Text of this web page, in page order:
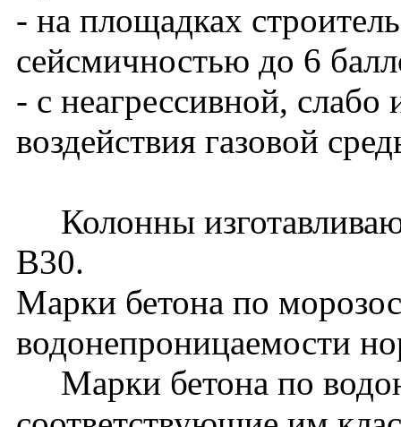
- на площадках
сейсмичностью до 6
- с неагрессивной, слабо
воздействия газовой
Колонны
В30.
Марки бетона по
водонепроницаемости
Марки бетона по